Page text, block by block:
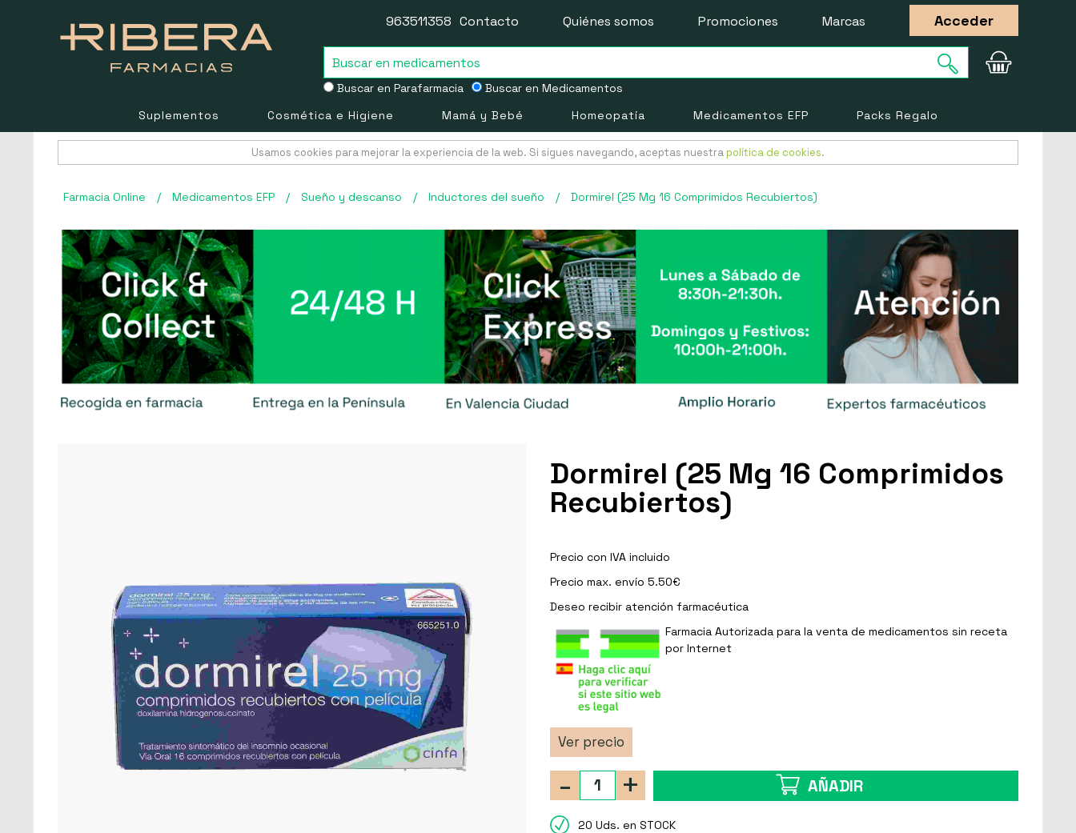
Buscar en Parafarmacia Buscar en Medicamentos
963511358 Contacto Quiénes somos Promociones Marcas Acceder
Suplementos Cosmética e Higiene Mamá y Bebé Homeopatía Medicamentos EFP Packs Regalo
Usamos cookies para mejorar la experiencia de la web. Si sigues navegando, aceptas nuestra política de cookies.
Farmacia Online / Medicamentos EFP / Sueño y descanso / Inductores del sueño / Dormirel (25 Mg 16 Comprimidos Recubiertos)
Dormirel (25 Mg 16 Comprimidos
Recubiertos)
Precio con IVA incluido
Precio max. envío 5.50€
Deseo recibir atención farmacéutica
Farmacia Autorizada para la venta de medicamentos sin receta
por Internet
Ver precio
+
- AÑADIR
20 Uds. en STOCK